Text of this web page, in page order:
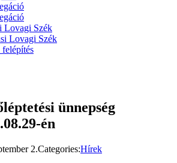
Lovagi Szék
Lovagi Szék
felépítés
ünnepség
én
2.Categories:Hírek